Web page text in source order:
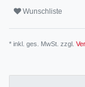
Wunschliste
* inkl. ges. MwSt. zzgl.